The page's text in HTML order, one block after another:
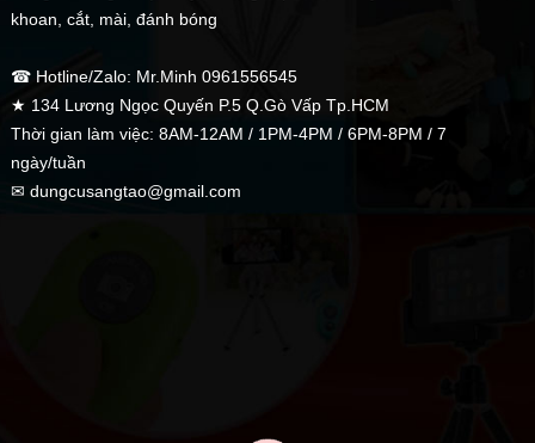
khoan, cắt, mài, đánh bóng
☎ Hotline/Zalo: Mr.Minh 0961556545
★ 134 Lương Ngọc Quyến P.5 Q.Gò Vấp Tp.HCM
Thời gian làm việc: 8AM-12AM / 1PM-4PM / 6PM-8PM / 7
ngày/tuần
✉ dungcusangtao@gmail.com